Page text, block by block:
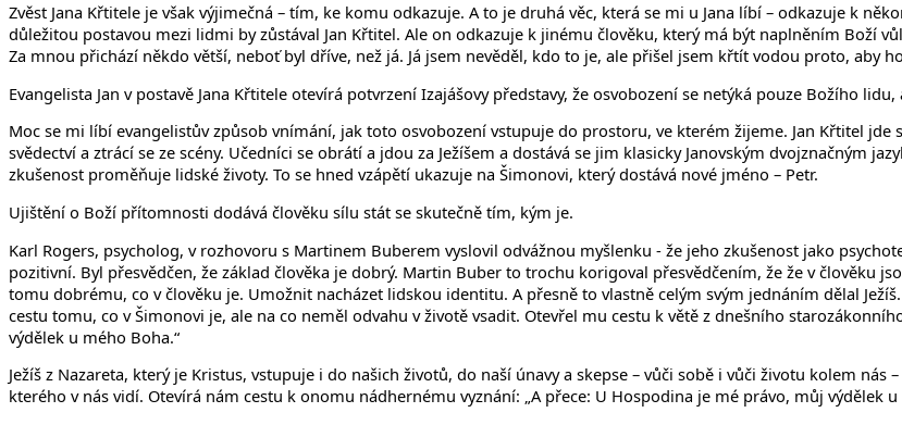
Zvěst Jana Křtitele je však výjimečná – tím, ke komu odkazuje. A to je druhá věc, která se mi u Jana líbí – odkazuje k
důležitou postavou mezi lidmi by zůstával Jan Křtitel. Ale on odkazuje k jinému člověku, který má být naplněním Boží
Za mnou přichází někdo větší, neboť byl dříve, než já. Já jsem nevěděl, kdo to je, ale přišel jsem křtít vodou proto, aby
Evangelista Jan v postavě Jana Křtitele otevírá potvrzení Izajášovy představy, že osvobození se netýká pouze Božího
Moc se mi líbí evangelistův způsob vnímání, jak toto osvobození vstupuje do prostoru, ve kterém žijeme. Jan Křtitel jde
svědectví a ztrácí se ze scény. Učedníci se obrátí a jdou za Ježíšem a dostává se jim klasicky Janovským dvojznačným
zkušenost proměňuje lidské životy. To se hned vzápětí ukazuje na Šimonovi, který dostává nové jméno – Petr.
Ujištění o Boží přítomnosti dodává člověku sílu stát se skutečně tím, kým je.
Karl Rogers, psycholog, v rozhovoru s Martinem Buberem vyslovil odvážnou myšlenku - že jeho zkušenost jako
pozitivní. Byl přesvědčen, že základ člověka je dobrý. Martin Buber to trochu korigoval přesvědčením, že že v člověku
tomu dobrému, co v člověku je. Umožnit nacházet lidskou identitu. A přesně to vlastně celým svým jednáním dělal
cestu tomu, co v Šimonovi je, ale na co neměl odvahu v životě vsadit. Otevřel mu cestu k větě z dnešního
výdělek u mého Boha.“
Ježíš z Nazareta, který je Kristus, vstupuje i do našich životů, do naší únavy a skepse – vůči sobě i vůči životu kolem
kterého v nás vidí. Otevírá nám cestu k onomu nádhernému vyznání: „A přece: U Hospodina je mé právo, můj výdělek u